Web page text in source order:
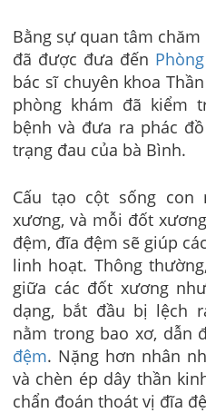
Bằng sự quan tâm
đã được đưa đến
bác sĩ chuyên khoa
phòng khám đã kiểm
bệnh và đưa ra phác
trạng đau của bà Bình.
Cấu tạo cột sống
xương, và mỗi đốt
đệm, đĩa đệm sẽ giúp
linh hoạt. Thông
giữa các đốt xương
dạng, bắt đầu bị lệch
nằm trong bao xơ, dẫn
đệm. Nặng hơn nhân
và chèn ép dây thần
chẩn đoán thoát vị đĩa